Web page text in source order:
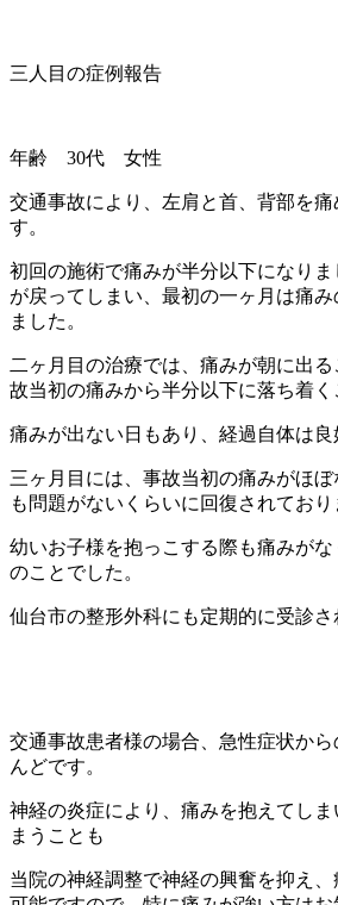
三人目の症例報告
年齢 30代 女性
交通事故により、左肩と首、背部を
す。
初回の施術で痛みが半分以下になり
が戻ってしまい、最初の一ヶ月は痛
ました。
二ヶ月目の治療では、痛みが朝に出
故当初の痛みから半分以下に落ち着く
痛みが出ない日もあり、経過自体は良
三ヶ月目には、事故当初の痛みがほ
も問題がないくらいに回復されており
幼いお子様を抱っこする際も痛みが
のことでした。
仙台市の整形外科にも定期的に受診さ
交通事故患者様の場合、急性症状か
んどです。
神経の炎症により、痛みを抱えてし
まうことも
当院の神経調整で神経の興奮を抑え